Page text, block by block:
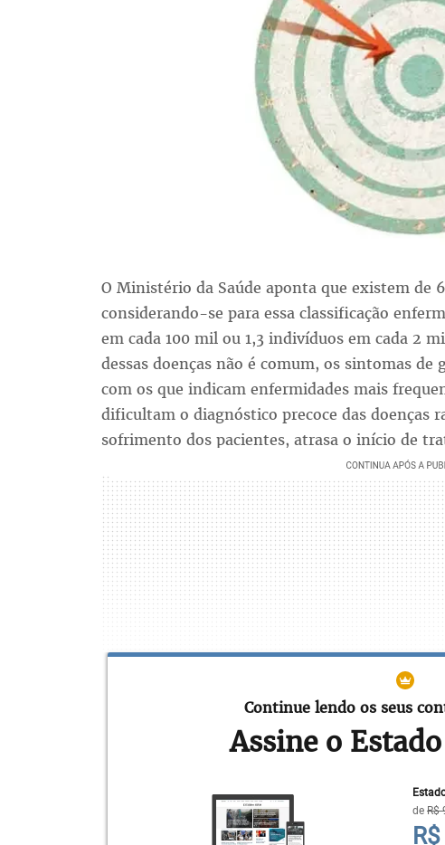
O Ministério da Saúde aponta que existem de
considerando-se para essa classificação
em cada 100 mil ou 1,3 indivíduos em cada 2
dessas doenças não é comum, os sintomas de
com os que indicam enfermidades mais
dificultam o diagnóstico precoce das doenças
sofrimento dos pacientes, atrasa o início de
Continue lendo os seus
Assine o
deR$